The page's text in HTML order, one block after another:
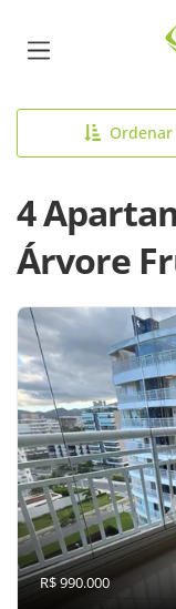
Ordenar
4
Árvore
R$ 990.000